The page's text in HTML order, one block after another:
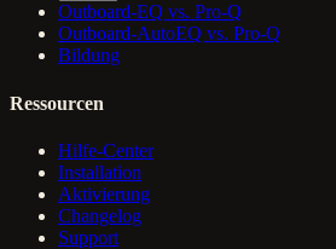
Outboard-EQ vs. Pro-Q
Outboard-AutoEQ vs. Pro-Q
Bildung
Ressourcen
Hilfe-Center
Installation
Aktivierung
Changelog
Support